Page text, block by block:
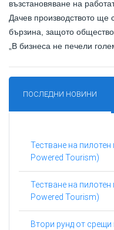
възстановяване на
Дачев производството ще
бързина, защото
„В бизнеса не печели
ПОСЛЕДНИ НОВИНИ
Тестване на
Powered Tourism)
Тестване на
Powered Tourism)
Втори рунд от срещи